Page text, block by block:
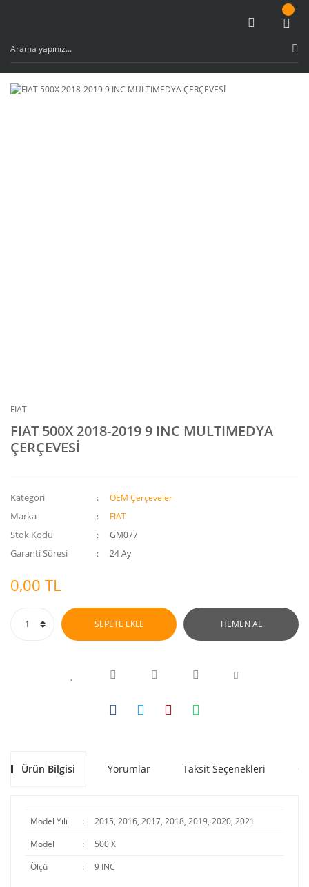
FIAT
FIAT 500X 2018-2019 9 INC MULTIMEDYA
ÇERÇEVESİ
Kategori OEM Çerçeveler
Marka FIAT
Stok Kodu GM077
Garanti Süresi 24 Ay
0,00 TL
SEPETE EKLE HEMEN AL
Ürün Bilgisi Yorumlar Taksit Seçenekleri
Model Yılı :
2015, 2016, 2017, 2018, 2019, 2020, 2021
Model
:
500 X
Ölçü
: 9 INC